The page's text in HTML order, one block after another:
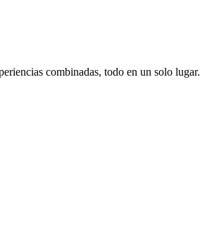
combinadas, todo en un solo lugar.